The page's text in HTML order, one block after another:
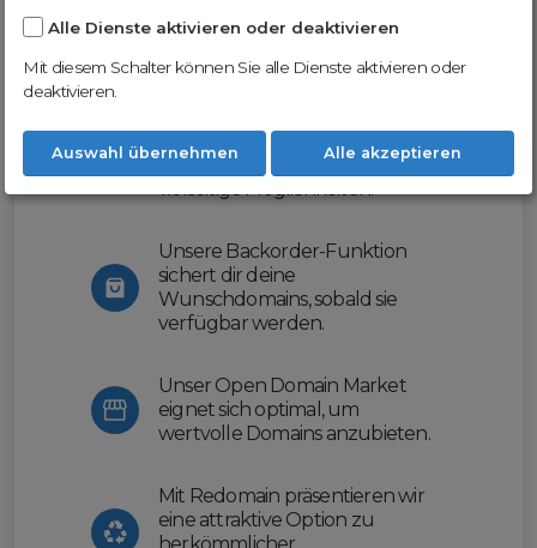
Nutze unsere Erfahrung und profitiere
erleichtern wir dir den
Domainhandel und bieten dir
vielseitige Möglichkeiten.
Unsere Backorder-Funktion
sichert dir deine
Wunschdomains, sobald sie
verfügbar werden.
Unser Open Domain Market
eignet sich optimal, um
wertvolle Domains anzubieten.
Mit Redomain präsentieren wir
eine attraktive Option zu
Alle Dienste aktivieren oder deaktivieren
Mit diesem Schalter können Sie alle Dienste aktivieren oder
deaktivieren.
Auswahl übernehmen Alle akzeptieren